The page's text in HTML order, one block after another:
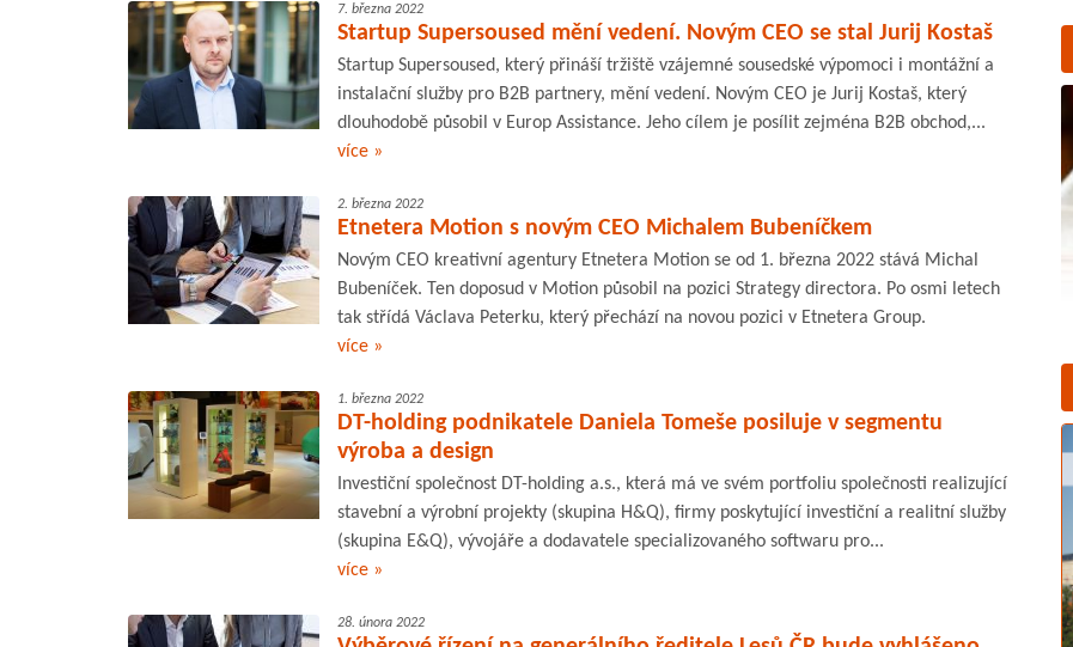
7. března 2022
Startup Supersoused mění vedení. Novým CEO se stal Jurij Kostaš
Startup Supersoused, který přináší tržiště vzájemné sousedské výpomoci i montážní a
instalační služby pro B2B partnery, mění vedení. Novým CEO je Jurij Kostaš, který
dlouhodobě působil v Europ Assistance. Jeho cílem je posílit zejména B2B obchod,...
více »
2. března 2022
Etnetera Motion s novým CEO Michalem Bubeníčkem
Novým CEO kreativní agentury Etnetera Motion se od 1. března 2022 stává Michal
Bubeníček. Ten doposud v Motion působil na pozici Strategy directora. Po osmi letech
tak střídá Václava Peterku, který přechází na novou pozici v Etnetera Group.
více »
1. března 2022
DT-holding podnikatele Daniela Tomeše posiluje v segmentu
výroba a design
Investiční společnost DT-holding a.s., která má ve svém portfoliu společnosti realizující
stavební a výrobní projekty (skupina H&Q), firmy poskytující investiční a realitní služby
(skupina E&Q), vývojáře a dodavatele specializovaného softwaru pro...
více »
28. února 2022